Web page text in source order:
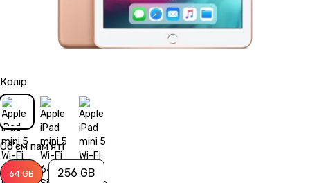
Колір
Об'єм пам'яті
64 GB 256 GB